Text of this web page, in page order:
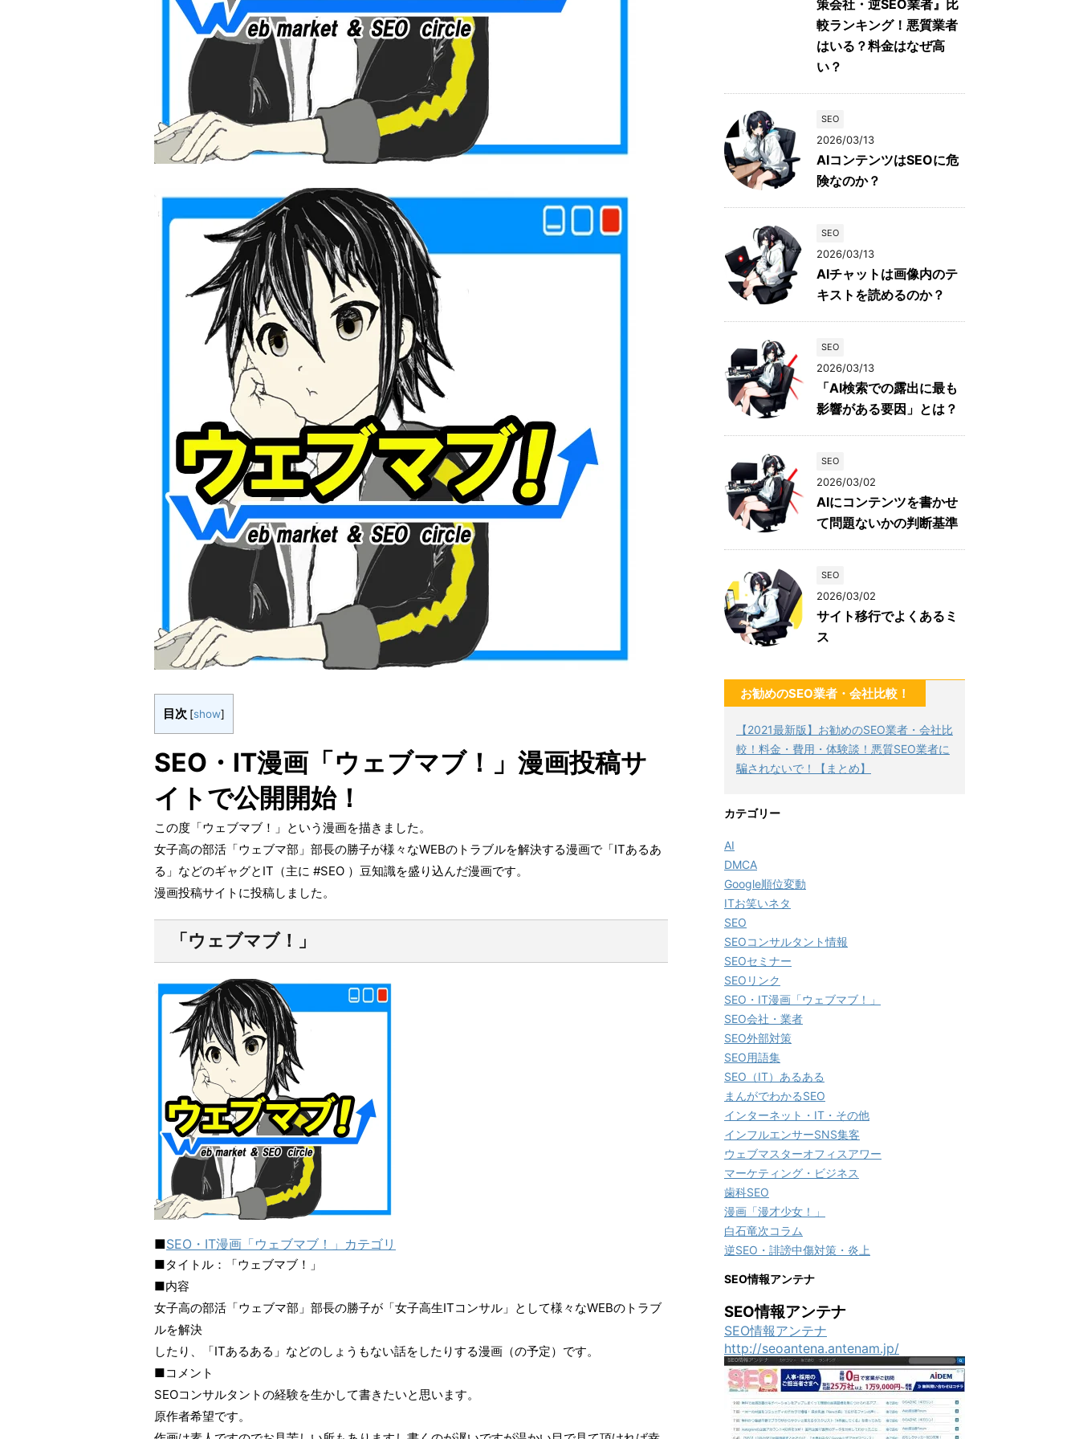
目次 [show]
SEO・IT漫画「ウェブマブ！」漫画投稿サ
イトで公開開始！
この度「ウェブマブ！」という漫画を描きました。
女子高の部活「ウェブマ部」部長の勝子が様々なWEBのトラブルを解決する漫画で「ITあるあ
る」などのギャグとIT（主に #SEO ）豆知識を盛り込んだ漫画です。
漫画投稿サイトに投稿しました。
「ウェブマブ！」
■SEO・IT漫画「ウェブマブ！」カテゴリ
■タイトル：「ウェブマブ！」
■内容
女子高の部活「ウェブマ部」部長の勝子が「女子高生ITコンサル」として様々なWEBのトラブ
ルを解決
したり、「ITあるある」などのしょうもない話をしたりする漫画（の予定）です。
■コメント
SEOコンサルタントの経験を生かして書きたいと思います。
原作者希望です。
策会社・逆SEO業者』比
較ランキング！悪質業者
はいる？料金はなぜ高
い？
SEO
2026/03/13
AIコンテンツはSEOに危
険なのか？
SEO
2026/03/13
AIチャットは画像内のテ
キストを読めるのか？
SEO
2026/03/13
「AI検索での露出に最も
影響がある要因」とは？
SEO
2026/03/02
AIにコンテンツを書かせ
て問題ないかの判断基準
SEO
2026/03/02
サイト移行でよくあるミ
ス
お勧めのSEO業者・会社比較！
【2021最新版】お勧めのSEO業者・会社比
較！料金・費用・体験談！悪質SEO業者に
騙されないで！【まとめ】
カテゴリー
AI
DMCA
Google順位変動
ITお笑いネタ
SEO
SEOコンサルタント情報
SEOセミナー
SEOリンク
SEO・IT漫画「ウェブマブ！」
SEO会社・業者
SEO外部対策
SEO用語集
SEO（IT）あるある
まんがでわかるSEO
インターネット・IT・その他
インフルエンサーSNS集客
ウェブマスターオフィスアワー
マーケティング・ビジネス
歯科SEO
漫画「漫才少女！」
白石竜次コラム
逆SEO・誹謗中傷対策・炎上
SEO情報アンテナ
SEO情報アンテナ
SEO情報アンテナ
http://seoantena.antenam.jp/